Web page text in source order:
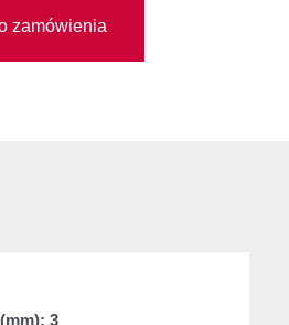
zamówienia
3